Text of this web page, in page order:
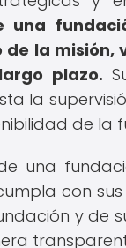
una
la misión,
plazo.
la
de la
una
con
y de